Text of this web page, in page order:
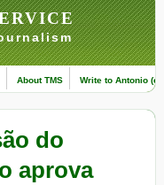
About TMS Write to Antonio
do
aprova